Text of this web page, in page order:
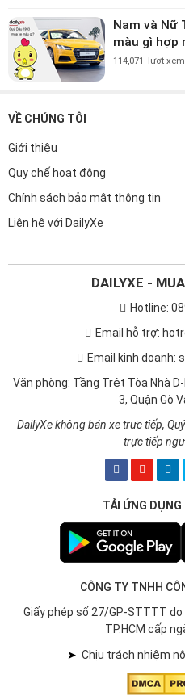
Nam và Nữ
màu gì hợp
114,071 lượt xem
VỀ CHÚNG TÔI
Giới thiệu
Quy chế hoạt động
Chính sách bảo mật thông tin
Liên hệ với DailyXe
DAILYXE -
Hotline:
Email hỗ trợ:
Email kinh doanh:
Văn phòng: Tầng Trệt Tòa Nhà
3, Quận Gò
DailyXe không bán xe trực tiếp,
trực tiếp
TẢI ỨNG DỤNG
CÔNG TY TNHH
Giấy phép số 27/GP-STTTT
TP.HCM cấp
➤ Chịu trách nhiệm